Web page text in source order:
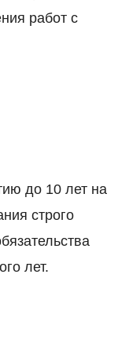
работ с
до 10 лет на
строго
лет.